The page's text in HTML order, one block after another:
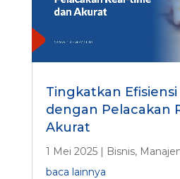
Tingkatkan
dengan Pelacakan
Akurat
1 Mei 2025| Bisnis,
baca lainnya